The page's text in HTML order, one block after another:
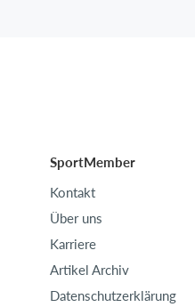
SportMember
Kontakt
Über uns
Karriere
Artikel Archiv
Datenschutzerklärung